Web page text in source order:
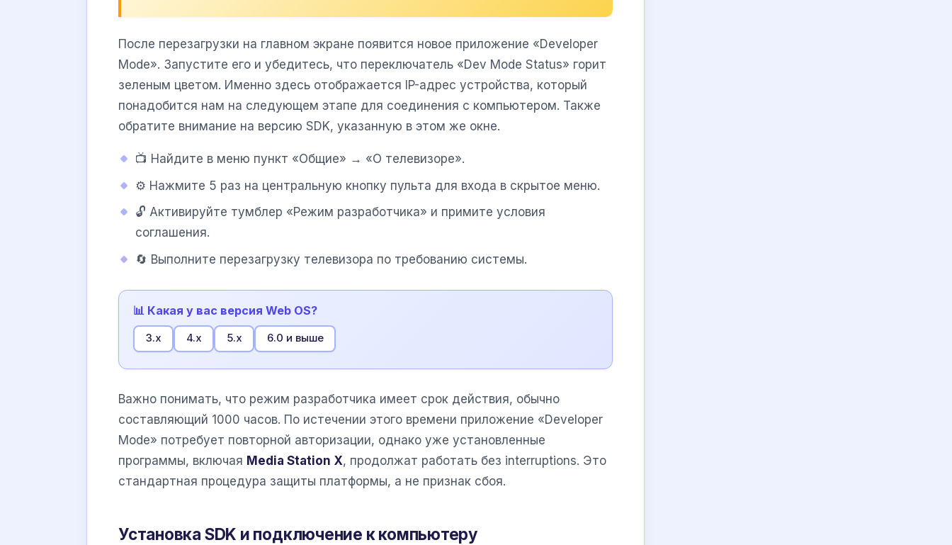
После перезагрузки на главном экране появится новое приложение «Developer
Mode». Запустите его и убедитесь, что переключатель «Dev Mode Status» горит
зеленым цветом. Именно здесь отображается IP-адрес устройства, который
понадобится нам на следующем этапе для соединения с компьютером. Также
обратите внимание на версию SDK, указанную в этом же окне.
📺 Найдите в меню пункт «Общие» → «О телевизоре».
⚙️ Нажмите 5 раз на центральную кнопку пульта для входа в скрытое меню.
🔓 Активируйте тумблер «Режим разработчика» и примите условия
соглашения.
🔄 Выполните перезагрузку телевизора по требованию системы.
📊 Какая у вас версия Web OS?
3.x 4.x 5.x 6.0 и выше
Важно понимать, что режим разработчика имеет срок действия, обычно
составляющий 1000 часов. По истечении этого времени приложение «Developer
Mode» потребует повторной авторизации, однако уже установленные
программы, включая Media Station X, продолжат работать без interruptions. Это
стандартная процедура защиты платформы, а не признак сбоя.
Установка SDK и подключение к компьютеру